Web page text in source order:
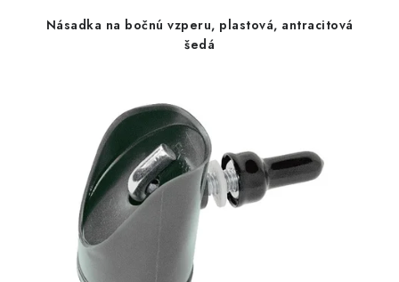
Násadka na bočnú vzperu, plastová, antracitová
šedá